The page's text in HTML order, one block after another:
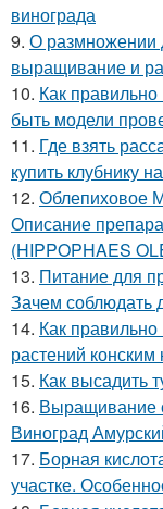
винограда
9. О размножении
выращивание и
10. Как правильно
быть модели
11. Где взять
купить клубнику
12. Облепиховое
Описание
(HIPPOPHAES
13. Питание для
Зачем соблюдать
14. Как
растений конским
15. Как высадить
16. Выращивание
Виноград
17. Борная
участке.